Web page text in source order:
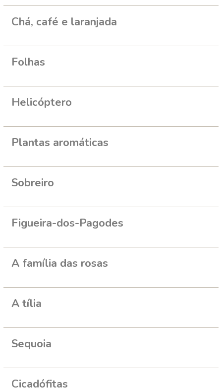
Chá, café e laranjada
Folhas
Helicóptero
Plantas aromáticas
Sobreiro
Figueira-dos-Pagodes
A família das rosas
A tília
Sequoia
Cicadófitas